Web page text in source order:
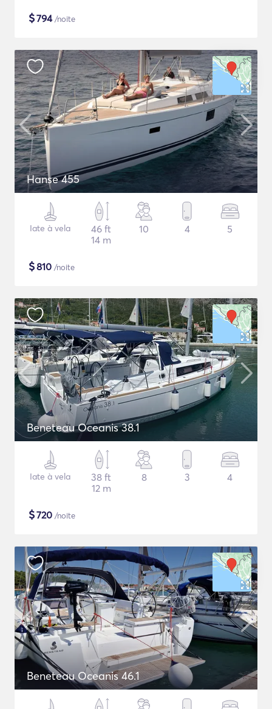
$794/noite
Hanse 455
Iate à vela
46 ft
14 m
10 4 5
$810 /noite
Beneteau Oceanis 38.1
Iate à vela
38 ft
12 m
8 3 4
$720 /noite
Beneteau Oceanis 46.1